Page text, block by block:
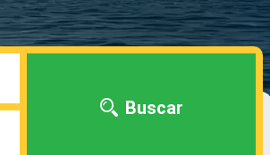
Buscar